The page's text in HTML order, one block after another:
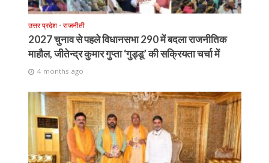
उत्तर प्रदेश • राजनीती
2027 चुनाव से पहले विधानसभा 290 में बदला राजनीतिक
माहौल, जीतेन्द्र कुमार गुप्ता ‘गुड्डू’ की सक्रियता चर्चा में
4 months ago